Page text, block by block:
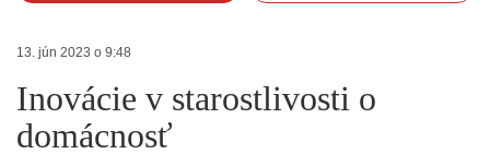
13. jún 2023 o 9:48
Inovácie v starostlivosti o
domácnosť